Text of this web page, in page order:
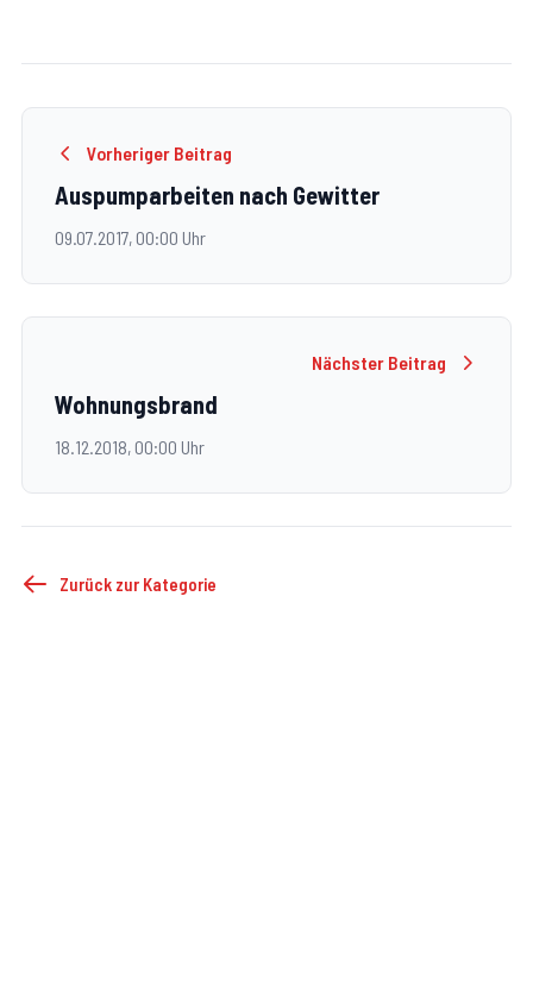
Vorheriger Beitrag
Auspumparbeiten nach Gewitter
09.07.2017, 00:00 Uhr
Nächster Beitrag
Wohnungsbrand
18.12.2018, 00:00 Uhr
Zurück zur Kategorie